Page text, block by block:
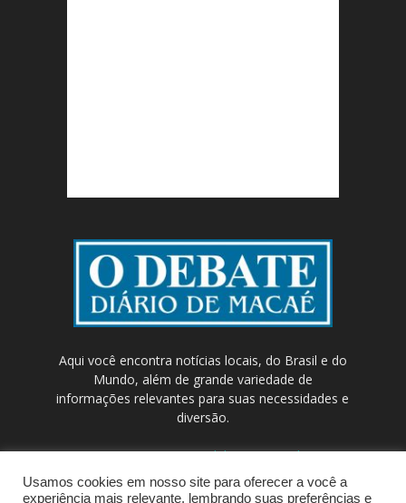
Aqui você encontra notícias locais, do Brasil e do
Mundo, além de grande variedade de
informações relevantes para suas necessidades e
diversão.
Contato:contato@odebateon.com.br /
comercia@odebateon.com.br
Usamos cookies em nosso site para oferecer a você a
experiência mais relevante, lembrando suas preferências e